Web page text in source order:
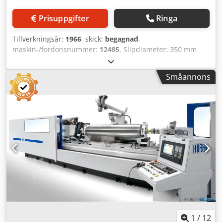
2.200 mm Min diameter with 1.066 mm Grinding wheel
800 mm Center distance 11.700 mm Max Roll weight 80
Ton Max Roll weight with Steadies 180 Ton Min distance
between wheel center and roll axis 845 mm Max distance
between wheel center and roll axis 1.635 mm Carriage Axis
Z, Hydrostatic Feeds, Infinitely variable 0-6.000 mm/min Oil
film thickness 0,020 mm Distance between carriage ways
1.500 mm Ways width 160 mm Total length of the carriage
on ways 3.385 mm Wheelhead on Carrige Axis X, Wheel
Probe Axis A, Inspektor Axis A1, Wheelhead cross travel
Ballscrew, Axis X 940 mm Resolution axis X 0,0001 mm
Wheel Spindle length 1.695 mm Spindle bearing,
hydrostatic, diameter 254 mm Resolution Infeed
micrometer handwheel, Axes X 0,00001 mm / division
Continuous wheel infeed, U axis on radius 0 - 0,35 mm/min
Rapid wheel indeed, axes X 0-830 mm/min Wheel motor,
AC 130 kW Wheel Speed 400-1.100-1.600 rpm Wheel
Cutting Speed infinitely variable Surface speed wheel
diameter 1.066 mm 45 m/sec Surface speed wheel
diameter 670 mm 45 m/sec Wheel hole, diameter 508 mm
Prisuppgifter Ringa
Tillverkningsår: 1966, skick: begagnad,
maskin-/fordonsnummer: 12485, Slipdiameter: 350 mm
Sliplängd: 2500 mm Cjdpfx Aqji E Ix Neqsha Spetshöjd: 180
mm Totalt effektbehov: 5,5 kW Maskinvikt ca: 5,5 t
Småannons
1 / 12